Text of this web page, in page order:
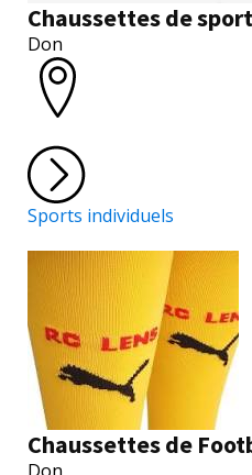
Chaussettes de sport
Don
Sports individuels
Chaussettes de